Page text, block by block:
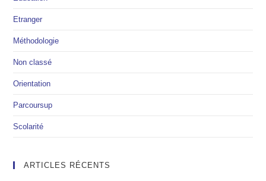
Etranger
Méthodologie
Non classé
Orientation
Parcoursup
Scolarité
ARTICLES RÉCENTS